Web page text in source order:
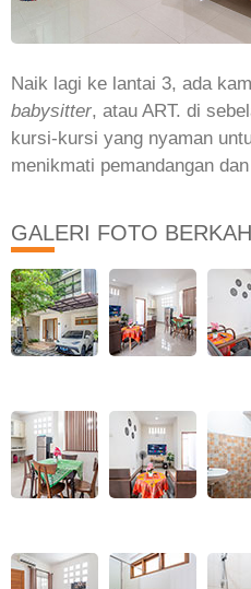
Naik lagi ke lantai 3, ada
babysitter, atau ART. di
kursi-kursi yang nyaman
menikmati pemandangan dan
GALERI FOTO